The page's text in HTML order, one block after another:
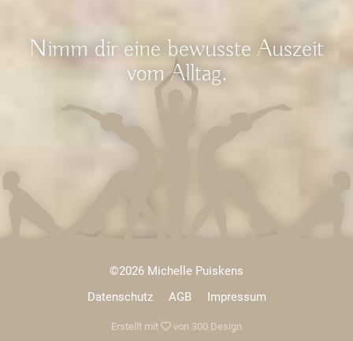
Nimm dir eine bewusste Auszeit
vom Alltag.
©2026 Michelle Puiskens
Datenschutz
AGB Impressum
Erstellt mit von 300 Design